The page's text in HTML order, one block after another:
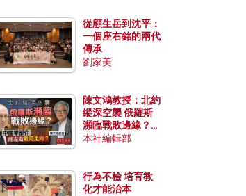
從顧生岳到沈平：
一個座右銘的兩代
傳承
劉家美
陳文鴻教授：北約
縱深空襲 俄羅斯
瀕臨戰敗邊緣？中
國零部件能左右戰
本社編輯部
行為不檢 培育教
化才能治本